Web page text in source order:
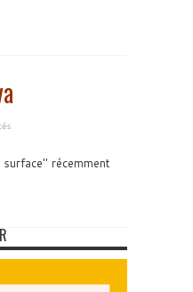
récemment